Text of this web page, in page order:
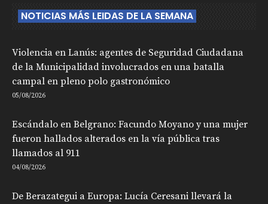
NOTICIAS MÁS LEIDAS DE LA SEMANA
Violencia en Lanús: agentes de Seguridad Ciudadana
de la Municipalidad involucrados en una batalla
campal en pleno polo gastronómico
05/08/2026
Escándalo en Belgrano: Facundo Moyano y una mujer
fueron hallados alterados en la vía pública tras
llamados al 911
04/08/2026
De Berazategui a Europa: Lucía Ceresani llevará la